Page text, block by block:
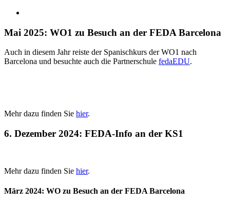
Mai 2025: WO1 zu Besuch an der FEDA Barcelona
Auch in diesem Jahr reiste der Spanischkurs der WO1 nach
Barcelona und besuchte auch die Partnerschule fedaEDU.
Mehr dazu finden Sie hier.
6. Dezember 2024: FEDA-Info an der KS1
Mehr dazu finden Sie hier.
März 2024: WO zu Besuch an der FEDA Barcelona